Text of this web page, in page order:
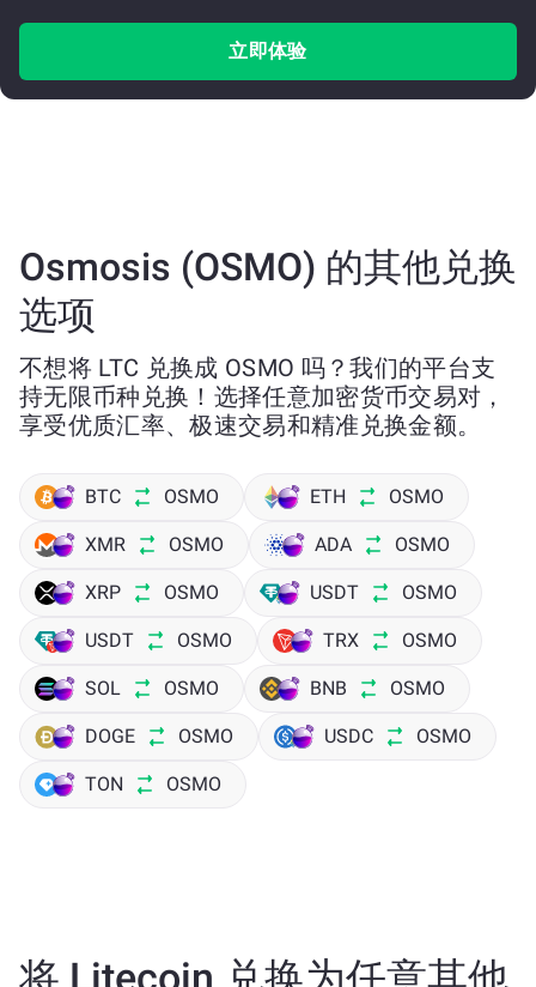
立即体验
Osmosis (OSMO) 的其他兑换
选项
不想将 LTC 兑换成 OSMO 吗？我们的平台支
持无限币种兑换！选择任意加密货币交易对，
享受优质汇率、极速交易和精准兑换金额。
BTC OSMO ETH OSMO
XMR OSMO ADA OSMO
XRP OSMO USDT OSMO
USDT OSMO TRX OSMO
SOL OSMO BNB OSMO
DOGE OSMO USDC OSMO
TON OSMO
将 Litecoin 兑换为任意其他